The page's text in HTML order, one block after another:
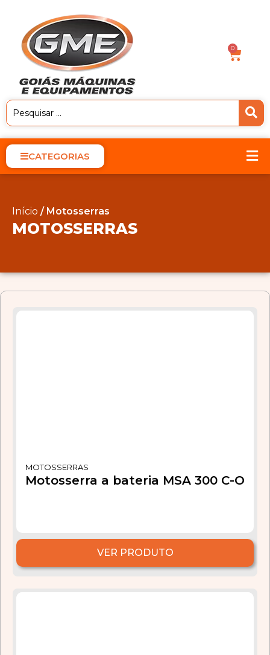
0
CATEGORIAS
Início / Motosserras
MOTOSSERRAS
MOTOSSERRAS
Motosserra a bateria MSA 300 C-O
VER PRODUTO